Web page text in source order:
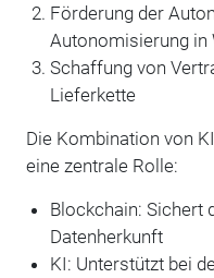
Förderung der
Autonomisierung in
Schaffung von
Lieferkette
Die Kombination von
eine zentrale Rolle:
Blockchain: Sichert
Datenherkunft
KI: Unterstützt bei